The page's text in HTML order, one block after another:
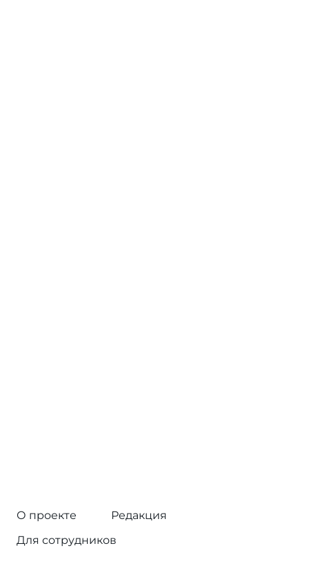
О проекте
Редакция
Для сотрудников